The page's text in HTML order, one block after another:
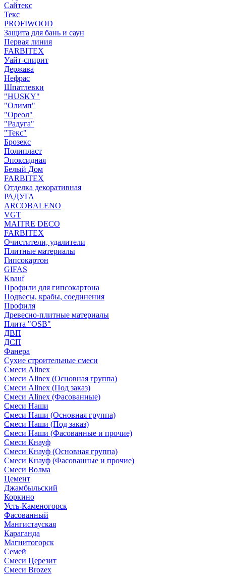
Сайтекс
Текс
PROFIWOOD
Защита для бань и саун
Первая линия
FARBITEX
Уайт-спирит
Держава
Нефрас
Шпатлевки
"HUSKY"
"Олимп"
"Ореол"
"Радуга"
"Текс"
Брозекс
Полипласт
Эпоксидная
Белый Дом
FARBITEX
Отделка декоративная
РАДУГА
ARCOBALENO
VGT
MAITRE DECO
FARBITEX
Очистители, удалители
Плитные материалы
Гипсокартон
GIFAS
Knauf
Профили для гипсокартона
Подвесы, крабы, соединения
Профиля
Древесно-плитные материалы
Плита "OSB"
ДВП
ДСП
Фанера
Сухие строительные смеси
Смеси Alinex
Смеси Alinex (Основная группа)
Смеси Alinex (Под заказ)
Смеси Alinex (Фасованные)
Смеси Наши
Смеси Наши (Основная группа)
Смеси Наши (Под заказ)
Смеси Наши (Фасованные и прочие)
Смеси Кнауф
Смеси Кнауф (Основная группа)
Смеси Кнауф (Фасованные и прочие)
Смеси Волма
Цемент
Джамбыльский
Коркино
Усть-Каменогорск
Фасованный
Мангистауская
Караганда
Магнитогорск
Семей
Смеси Церезит
Смеси Brozex